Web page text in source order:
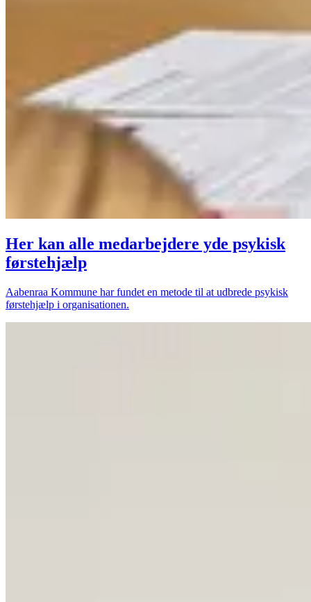
Her kan alle medarbejdere yde psykisk
førstehjælp
Aabenraa Kommune har fundet en metode til at udbrede psykisk
førstehjælp i organisationen.